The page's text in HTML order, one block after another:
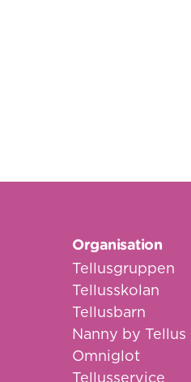
Organisation
Tellusgruppen
Tellusskolan
Tellusbarn
Nanny by Tellus
Omniglot
Tellusservice